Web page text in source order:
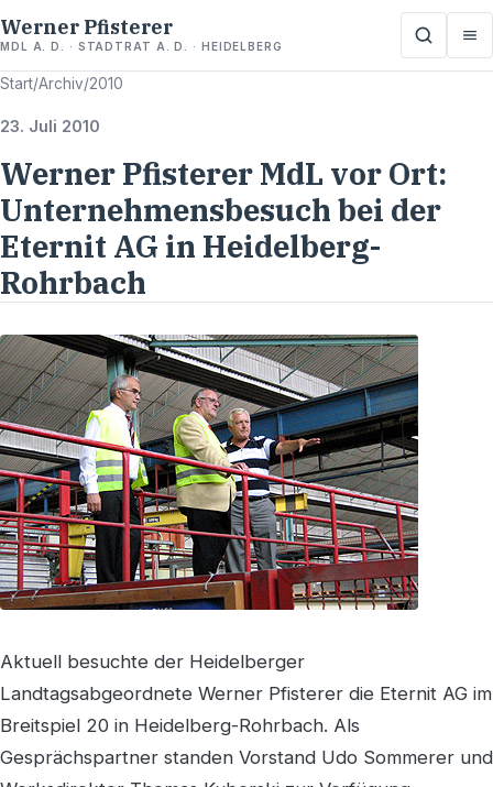
Werner Pfisterer
MDL A. D. · STADTRAT A. D. · HEIDELBERG
Start/Archiv/2010
23. Juli 2010
Werner Pfisterer MdL vor Ort:
Unternehmensbesuch bei der
Eternit AG in Heidelberg-
Rohrbach
Aktuell besuchte der Heidelberger
Landtagsabgeordnete Werner Pfisterer die Eternit AG im
Breitspiel 20 in Heidelberg-Rohrbach. Als
Gesprächspartner standen Vorstand Udo Sommerer und